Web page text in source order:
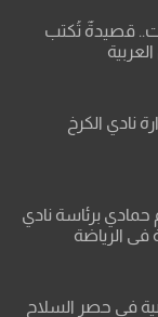
قصيدةٌ تُكتب
نادي الكرخ
برئاسة نادي
في الرياضة
في حصر السلاح